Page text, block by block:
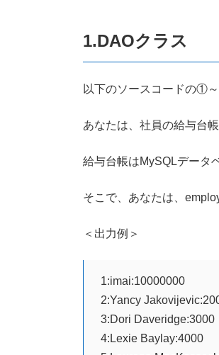
1.DAOクラス
以下のソースコードの①
あなたは、社員の給与台
給与台帳はMySQLデータ
そこで、あなたは、
＜出力例＞
1:imai:10000000
2:Yancy
3:Dori Daveridge:3000
4:Lexie Baylay:4000